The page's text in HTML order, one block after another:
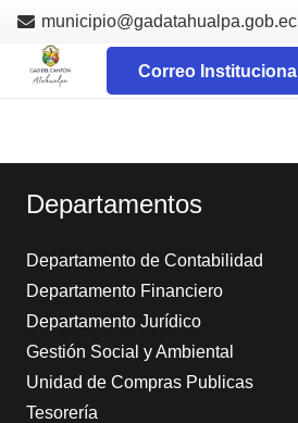
municipio@gadatahualpa.gob.ec
Correo Institucional
Departamentos
Departamento de Contabilidad
Departamento Financiero
Departamento Jurídico
Gestión Social y Ambiental
Unidad de Compras Publicas
Tesorería